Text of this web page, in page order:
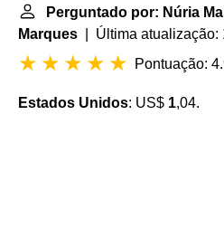
Perguntado por: Núria
Marques | Última atualização:
Pontuação:
Estados Unidos: US$ 1,04.